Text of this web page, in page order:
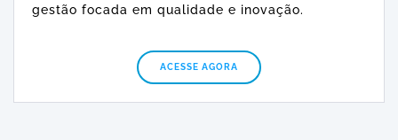
gestão focada em qualidade e inovação.
ACESSE AGORA